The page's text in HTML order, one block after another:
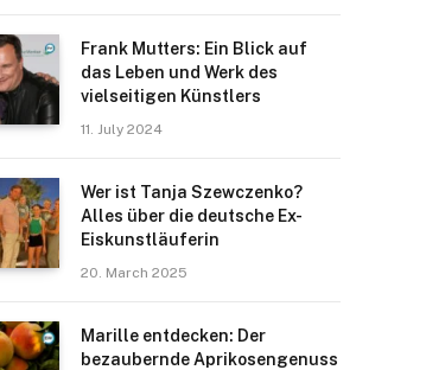
Frank Mutters: Ein Blick auf
das Leben und Werk des
vielseitigen Künstlers
11. July 2024
Wer ist Tanja Szewczenko?
Alles über die deutsche Ex-
Eiskunstläuferin
20. March 2025
Marille entdecken: Der
bezaubernde Aprikosengenuss